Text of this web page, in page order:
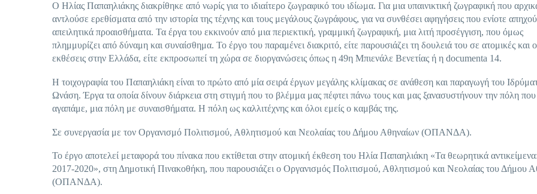
Ο Ηλίας Παπαηλιάκης διακρίθηκε από νωρίς για το ιδιαίτερο ζωγραφικό του ιδίωμα. Για μια υπαινικτική ζωγραφική που
αντλούσε ερεθίσματα από την ιστορία της τέχνης και τους μεγάλους ζωγράφους, για να συνθέσει αφηγήσεις που ενίοτε
απειλητικά προαισθήματα. Τα έργα του εκκινούν από μια περιεκτική, γραμμική ζωγραφική, μια λιτή προσέγγιση, που όμως
πλημμυρίζει από δύναμη και συναίσθημα. Το έργο του παραμένει διακριτό, είτε παρουσιάζει τη δουλειά του σε ατομικές και
εκθέσεις στην Ελλάδα, είτε εκπροσωπεί τη χώρα σε διοργανώσεις όπως η 49η Μπιενάλε Βενετίας ή η documenta 14.
Η τοιχογραφία του Παπαηλιάκη είναι το πρώτο από μία σειρά έργων μεγάλης κλίμακας σε ανάθεση και παραγωγή του
Ωνάση. Έργα τα οποία δίνουν διάρκεια στη στιγμή που το βλέμμα μας πέφτει πάνω τους και μας ξανασυστήνουν την πόλη που
αγαπάμε, μια πόλη με συναισθήματα. Η πόλη ως καλλιτέχνης και όλοι εμείς ο καμβάς της.
Σε συνεργασία με τον Οργανισμό Πολιτισμού, Αθλητισμού και Νεολαίας του Δήμου Αθηναίων (ΟΠΑΝΔΑ).
Το έργο αποτελεί μεταφορά του πίνακα που εκτίθεται στην ατομική έκθεση του Ηλία Παπαηλιάκη «Τα θεωρητικά
2017-2020», στη Δημοτική Πινακοθήκη, που παρουσιάζει ο Οργανισμός Πολιτισμού, Αθλητισμού και Νεολαίας του Δήμου
(ΟΠΑΝΔΑ).